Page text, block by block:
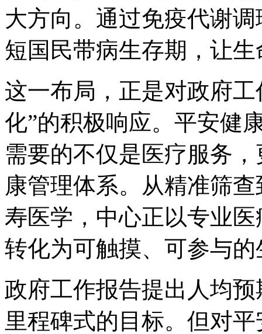
大方向。通过免疫代谢
短国民带病生存期，让
这一布局，正是对政府
化”的积极响应。平安健
需要的不仅是医疗服务
康管理体系。从精准筛
寿医学，中心正以专业
转化为可触摸、可参与
政府工作报告提出人均
里程碑式的目标。但对